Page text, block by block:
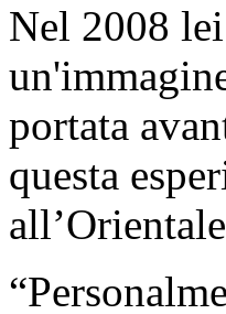
Nel 2008
portata
questa